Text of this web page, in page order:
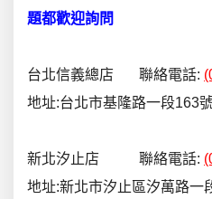
題都歡迎詢問
台北信義總店 聯絡電話:
地址:台北市基隆路一段163
新北汐止店 聯絡電話:
地址:新北市汐止區汐萬路一